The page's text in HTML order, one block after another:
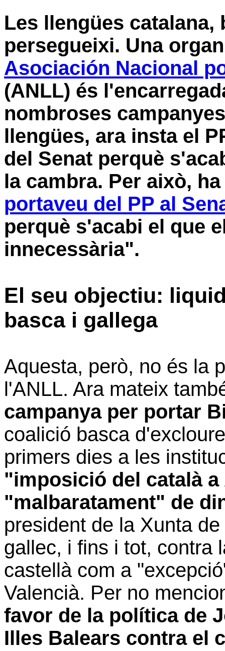
Les llengües catalana,
persegueixi. Una
Asociación Nacional
(ANLL) és
nombroses
llengües, ara insta el
del Senat perquè
la cambra. Per això,
portaveu del PP al
perquè s'acabi el que
innecessària".
El seu objectiu:
basca i gallega
Aquesta, però, no és la
l'ANLL. Ara mateix
campanya per portar
coalició basca
primers dies a les
"imposició del català
"malbaratament" de
president de la Xunta
gallec, i fins i tot, contra
castellà com a
Valencià. Per no
favor de la política de
Illes Balears contra el